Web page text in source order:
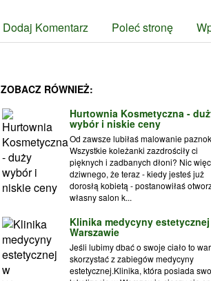
Dodaj Komentarz Poleć stronę
ZOBACZ RÓWNIEŻ:
Hurtownia Kosmetyczna -
wybór i niskie ceny
Od zawsze lubiłaś malowanie
Wszystkie koleżanki zazdrościły ci
pięknych i zadbanych dłoni? Nic więc
dziwnego, że teraz - kiedy jesteś już
dorosłą kobietą - postanowiłaś
własny salon k...
Klinika medycyny
Warszawie
Jeśli lubimy dbać o swoje ciało to
skorzystać z zabiegów medycyny
estetycznej.Klinika, która posiada